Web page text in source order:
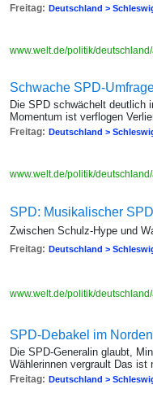
Freitag: Deutschland >
www.welt.de/politik/
Schwache SPD-
Die SPD schwächelt deutlich
Momentum ist verflogen
Freitag: Deutschland >
www.welt.de/politik/
SPD: Musikalischer
Zwischen Schulz-Hype und
Freitag: Deutschland >
www.welt.de/politik/
SPD-Debakel im
Die SPD-Generalin glaubt,
Wählerinnen vergrault Das
Freitag: Deutschland >